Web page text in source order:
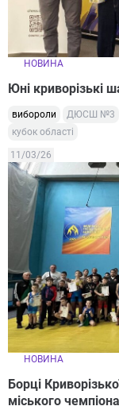
НОВИНА
Юні криворізькі
вибороли ДЮСШ №3
кубок області
11/03/26
НОВИНА
Борці
міського